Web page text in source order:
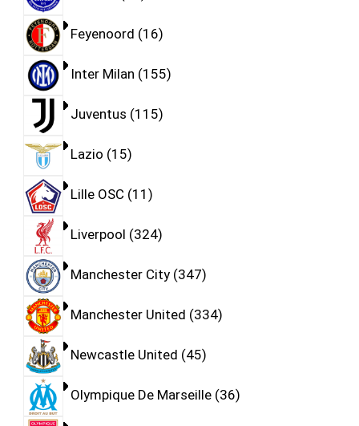
Feyenoord 16
Inter Milan 155
Juventus 115
Lazio 15
Lille OSC 11
Liverpool 324
Manchester City 347
Manchester United 334
Newcastle United 45
Olympique De Marseille 36